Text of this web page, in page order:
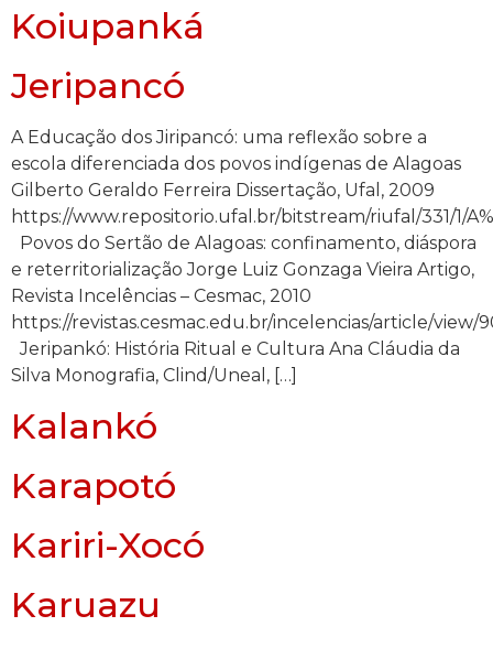
Koiupanká
Jeripancó
A Educação dos Jiripancó: uma reflexão sobre a
escola diferenciada dos povos indígenas de Alagoas
Gilberto Geraldo Ferreira Dissertação, Ufal, 2009
https://www.repositorio.ufal.br/bitstream/riufal/331/1/
Povos do Sertão de Alagoas: confinamento, diáspora
e reterritorialização Jorge Luiz Gonzaga Vieira Artigo,
Revista Incelências – Cesmac, 2010
https://revistas.cesmac.edu.br/incelencias/article/view/
Jeripankó: História Ritual e Cultura Ana Cláudia da
Silva Monografia, Clind/Uneal, […]
Kalankó
Karapotó
Kariri-Xocó
Karuazu